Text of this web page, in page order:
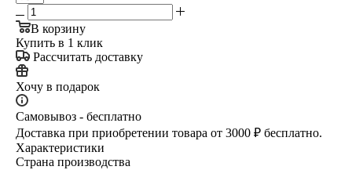
В корзину
Купить в 1 клик
Рассчитать доставку
Хочу в подарок
Самовывоз - бесплатно
Доставка при приобретении товара от 3000 ₽ бесплатно.
Характеристики
Страна производства